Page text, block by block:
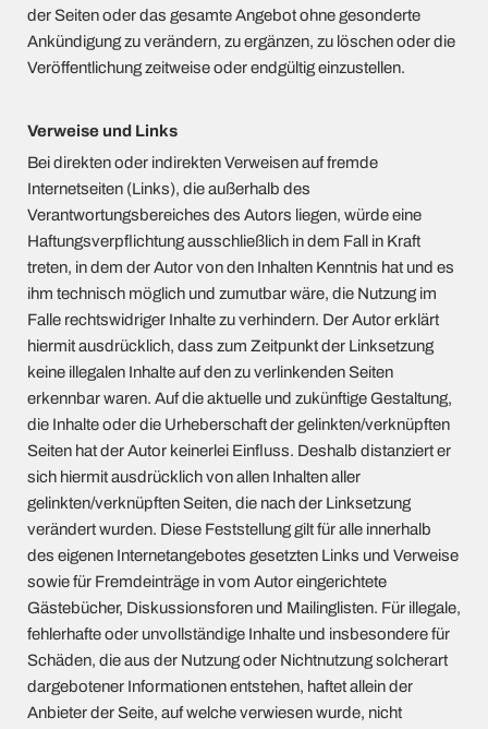
der Seiten oder das gesamte Angebot ohne gesonderte
Ankündigung zu verändern, zu ergänzen, zu löschen oder die
Veröffentlichung zeitweise oder endgültig einzustellen.
Verweise und Links
Bei direkten oder indirekten Verweisen auf fremde
Internetseiten (Links), die außerhalb des
Verantwortungsbereiches des Autors liegen, würde eine
Haftungsverpflichtung ausschließlich in dem Fall in Kraft
treten, in dem der Autor von den Inhalten Kenntnis hat und es
ihm technisch möglich und zumutbar wäre, die Nutzung im
Falle rechtswidriger Inhalte zu verhindern. Der Autor erklärt
hiermit ausdrücklich, dass zum Zeitpunkt der Linksetzung
keine illegalen Inhalte auf den zu verlinkenden Seiten
erkennbar waren. Auf die aktuelle und zukünftige Gestaltung,
die Inhalte oder die Urheberschaft der gelinkten/verknüpften
Seiten hat der Autor keinerlei Einfluss. Deshalb distanziert er
sich hiermit ausdrücklich von allen Inhalten aller
gelinkten/verknüpften Seiten, die nach der Linksetzung
verändert wurden. Diese Feststellung gilt für alle innerhalb
des eigenen Internetangebotes gesetzten Links und Verweise
sowie für Fremdeinträge in vom Autor eingerichtete
Gästebücher, Diskussionsforen und Mailinglisten. Für illegale,
fehlerhafte oder unvollständige Inhalte und insbesondere für
Schäden, die aus der Nutzung oder Nichtnutzung solcherart
dargebotener Informationen entstehen, haftet allein der
Anbieter der Seite, auf welche verwiesen wurde, nicht